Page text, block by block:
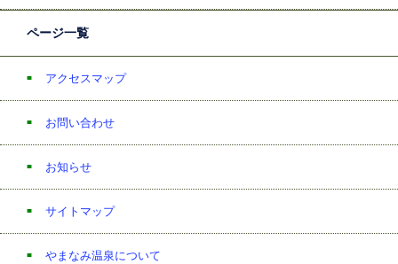
ページ一覧
アクセスマップ
お問い合わせ
お知らせ
サイトマップ
やまなみ温泉について